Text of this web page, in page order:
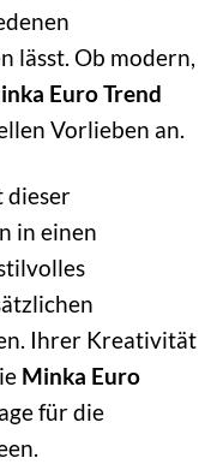
lässt. Ob modern,
Euro Trend
Vorlieben an.
dieser
in einen
Ihrer Kreativität
Minka Euro
für die